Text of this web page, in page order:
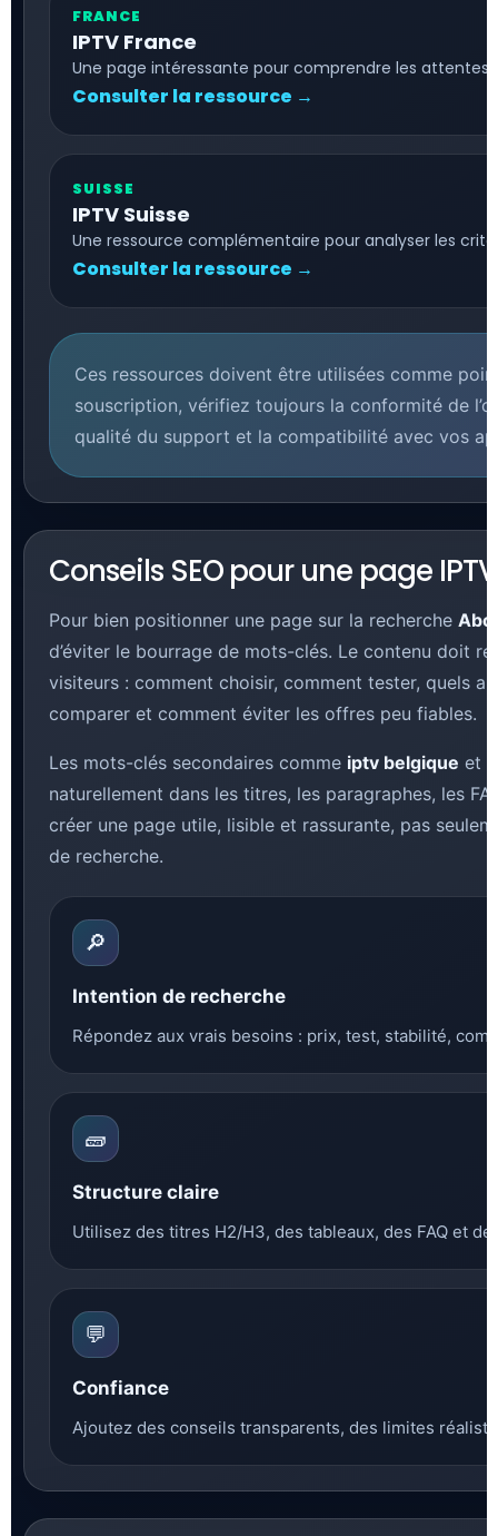
FRANCE
IPTV France
Une page intéressante pour comprendre les attentes
Consulter la ressource →
SUISSE
IPTV Suisse
Une ressource complémentaire pour analyser les
Consulter la ressource →
Ces ressources doivent être utilisées comme
souscription, vérifiez toujours la conformité de
qualité du support et la compatibilité avec vos
Conseils SEO pour une page
Pour bien positionner une page sur la recherche
d’éviter le bourrage de mots-clés. Le contenu doit
visiteurs : comment choisir, comment tester, quels
comparer et comment éviter les offres peu fiables.
Les mots-clés secondaires comme iptv belgique et
naturellement dans les titres, les paragraphes, les
créer une page utile, lisible et rassurante, pas
de recherche.
🔎
Intention de recherche
Répondez aux vrais besoins : prix, test, stabilité,
🧱
Structure claire
Utilisez des titres H2/H3, des tableaux, des FAQ et
💬
Confiance
Ajoutez des conseils transparents, des limites